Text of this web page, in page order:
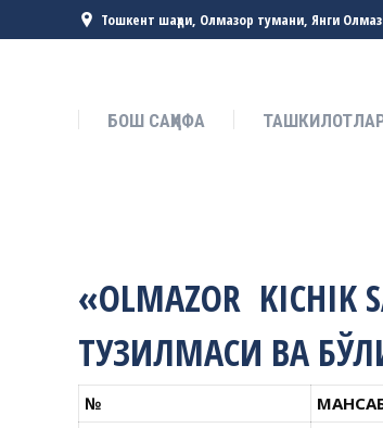
Тошкент шаҳри, Олмазор тумани, Янги
БОШ САҲИФА
«OLMAZOR KICHIK
ТУЗИЛМАСИ ВА
№